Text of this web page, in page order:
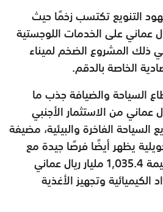
التنويع تكتسب زخمًا حيث
ريال عماني على الخدمات اللوجستية
ذلك المشروع الضخم لميناء
الخاصة بالدقم.
السياحة والضيافة جذب ما
ريال عماني من الاستثمار الأجنبي
السياحة الفاخرة والبيئية، مضيفة
يظهر أيضًا فرصًا جيدة مع
استثمار أجنبي مباشر بقيمة 1,035.4 مليار ريال عماني
وتجهيز الأغذية